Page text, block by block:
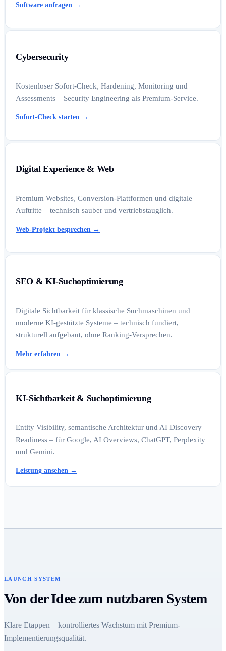
Software anfragen →
Cybersecurity
Kostenloser Sofort-Check, Hardening, Monitoring und
Assessments – Security Engineering als Premium-Service.
Sofort-Check starten →
Digital Experience & Web
Premium Websites, Conversion-Plattformen und digitale
Auftritte – technisch sauber und vertriebstauglich.
Web-Projekt besprechen →
SEO & KI-Suchoptimierung
Digitale Sichtbarkeit für klassische Suchmaschinen und
moderne KI-gestützte Systeme – technisch fundiert,
strukturell aufgebaut, ohne Ranking-Versprechen.
Mehr erfahren →
KI-Sichtbarkeit & Suchoptimierung
Entity Visibility, semantische Architektur und AI Discovery
Readiness – für Google, AI Overviews, ChatGPT, Perplexity
und Gemini.
Leistung ansehen →
LAUNCH SYSTEM
Von der Idee zum nutzbaren System
Klare Etappen – kontrolliertes Wachstum mit Premium-
Implementierungsqualität.